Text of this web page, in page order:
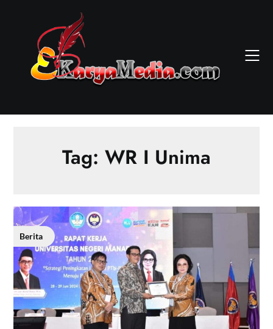
Tag: WR I Unima
Berita